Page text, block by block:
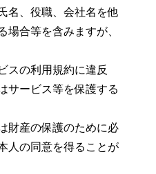
名、役職、会社名を他
場合等を含みますが、
スの利用規約に違反
サービス等を保護する
財産の保護のために必
人の同意を得ることが